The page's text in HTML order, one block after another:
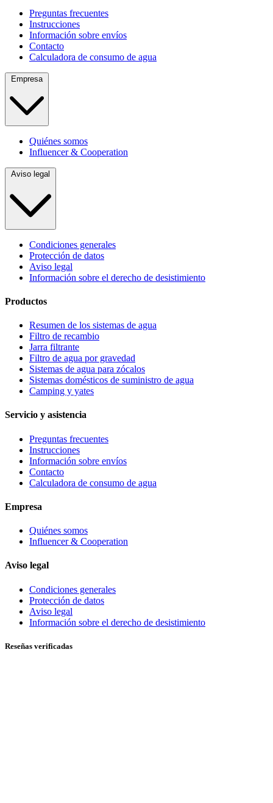
Preguntas frecuentes
Instrucciones
Información sobre envíos
Contacto
Calculadora de consumo de agua
Empresa
Quiénes somos
Influencer & Cooperation
Aviso legal
Condiciones generales
Protección de datos
Aviso legal
Información sobre el derecho de desistimiento
Productos
Resumen de los sistemas de agua
Filtro de recambio
Jarra filtrante
Filtro de agua por gravedad
Sistemas de agua para zócalos
Sistemas domésticos de suministro de agua
Camping y yates
Servicio y asistencia
Preguntas frecuentes
Instrucciones
Información sobre envíos
Contacto
Calculadora de consumo de agua
Empresa
Quiénes somos
Influencer & Cooperation
Aviso legal
Condiciones generales
Protección de datos
Aviso legal
Información sobre el derecho de desistimiento
Reseñas verificadas